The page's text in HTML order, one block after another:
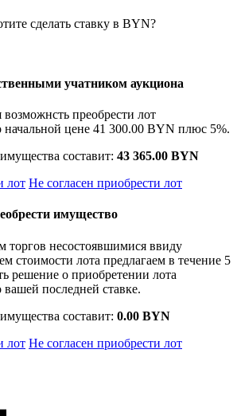
сделать ставку в BYN?
учатником аукциона
возможнсть преобрести лот
цене 41 300.00 BYN плюс 5%.
составит: 43 365.00 BYN
лот Не согласен приобрести лот
имущество
торгов несостоявшимися ввиду
стоимости лота предлагаем в течение 5
решение о приобретении лота
последней ставке.
составит: 0.00 BYN
лот Не согласен приобрести лот